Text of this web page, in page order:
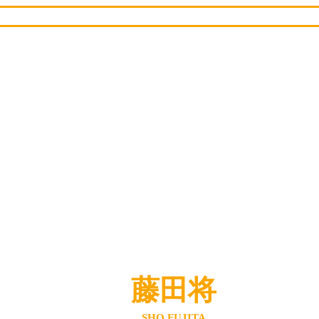
藤田将